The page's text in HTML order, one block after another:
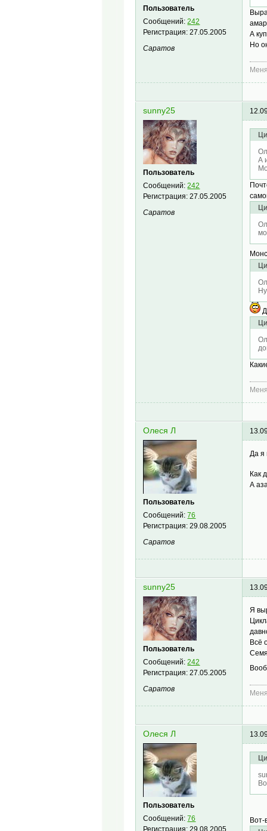
Пользователь
Сообщений:242
Регистрация:27.05.2005
Саратов
А
Но
sunny25
Пользователь
Сообщений:242
Регистрация:27.05.2005
Саратов
А
Олеся Л
Пользователь
Сообщений:76
Регистрация:29.08.2005
Саратов
Да я
Как
А
sunny25
Пользователь
Сообщений:242
Регистрация:27.05.2005
Саратов
Я
Всё
Олеся Л
Пользователь
Сообщений:76
Регистрация:29.08.2005
Вот-